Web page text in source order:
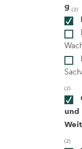
g (2)
(2)
und
(2)